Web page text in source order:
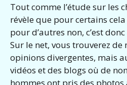
Tout comme l’étude sur les
révèle que pour certains
pour d’autres non, c’est
Sur le net, vous trouverez de
opinions divergentes, mais
vidéos et des blogs où de
hommes ont pris des photos